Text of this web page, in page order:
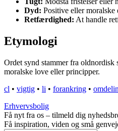
Dyd: Positive eller moralske
Retfærdighed: At handle
Etymologi
Ordet synd stammer fra
moralske love eller principper.
cl • vigtig • li • forankring •
Erhvervsbolig
Få nyt fra os – tilmeld dig
Få inspiration, viden og små